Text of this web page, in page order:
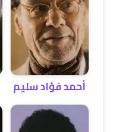
أحمد فؤاد سليم